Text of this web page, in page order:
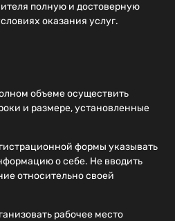
полную и достоверную
оказания услуг.
объеме осуществить
и размере, установленные
формы указывать
о себе. Не вводить
относительно своей
рабочее место